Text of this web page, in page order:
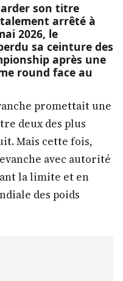
son titre
arrêté à
2026, le
sa ceinture des
après une
round face au
promettait une
deux des plus
Mais cette fois,
avec autorité
la limite et en
des poids